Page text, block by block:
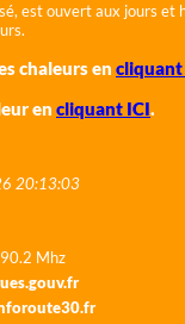
est ouvert aux jours
chaleurs en cliquant
en cliquant ICI.
20:13:03
Mhz